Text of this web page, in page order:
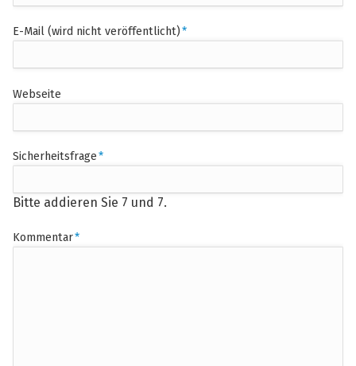
Pflichtfeld
E-Mail (wird nicht veröffentlicht)*
Webseite
Pflichtfeld
Sicherheitsfrage*
Bitte addieren Sie 7 und 7.
Pflichtfeld
Kommentar*